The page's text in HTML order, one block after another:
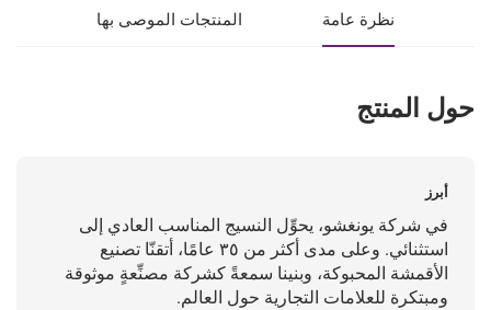
نظرة عامة المنتجات الموصى بها
حول المنتج
أبرز
في شركة يونغشو، يحوِّل النسيج المناسب العادي إلى
استثنائي. وعلى مدى أكثر من ٣٥ عامًا، أتقنّا تصنيع
الأقمشة المحبوكة، وبنينا سمعةً كشركة مصنِّعةٍ موثوقة
ومبتكرة للعلامات التجارية حول العالم.